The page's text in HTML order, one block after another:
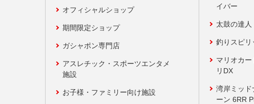
オフィシャルショップ
期間限定ショップ
ガシャポン専門店
アスレチック・スポーツエンタメ
施設
お子様・ファミリー向け施設
イバー
太鼓の達人
釣りスピリ
マリオカ
リDX
湾岸ミッド
ーン 6RR